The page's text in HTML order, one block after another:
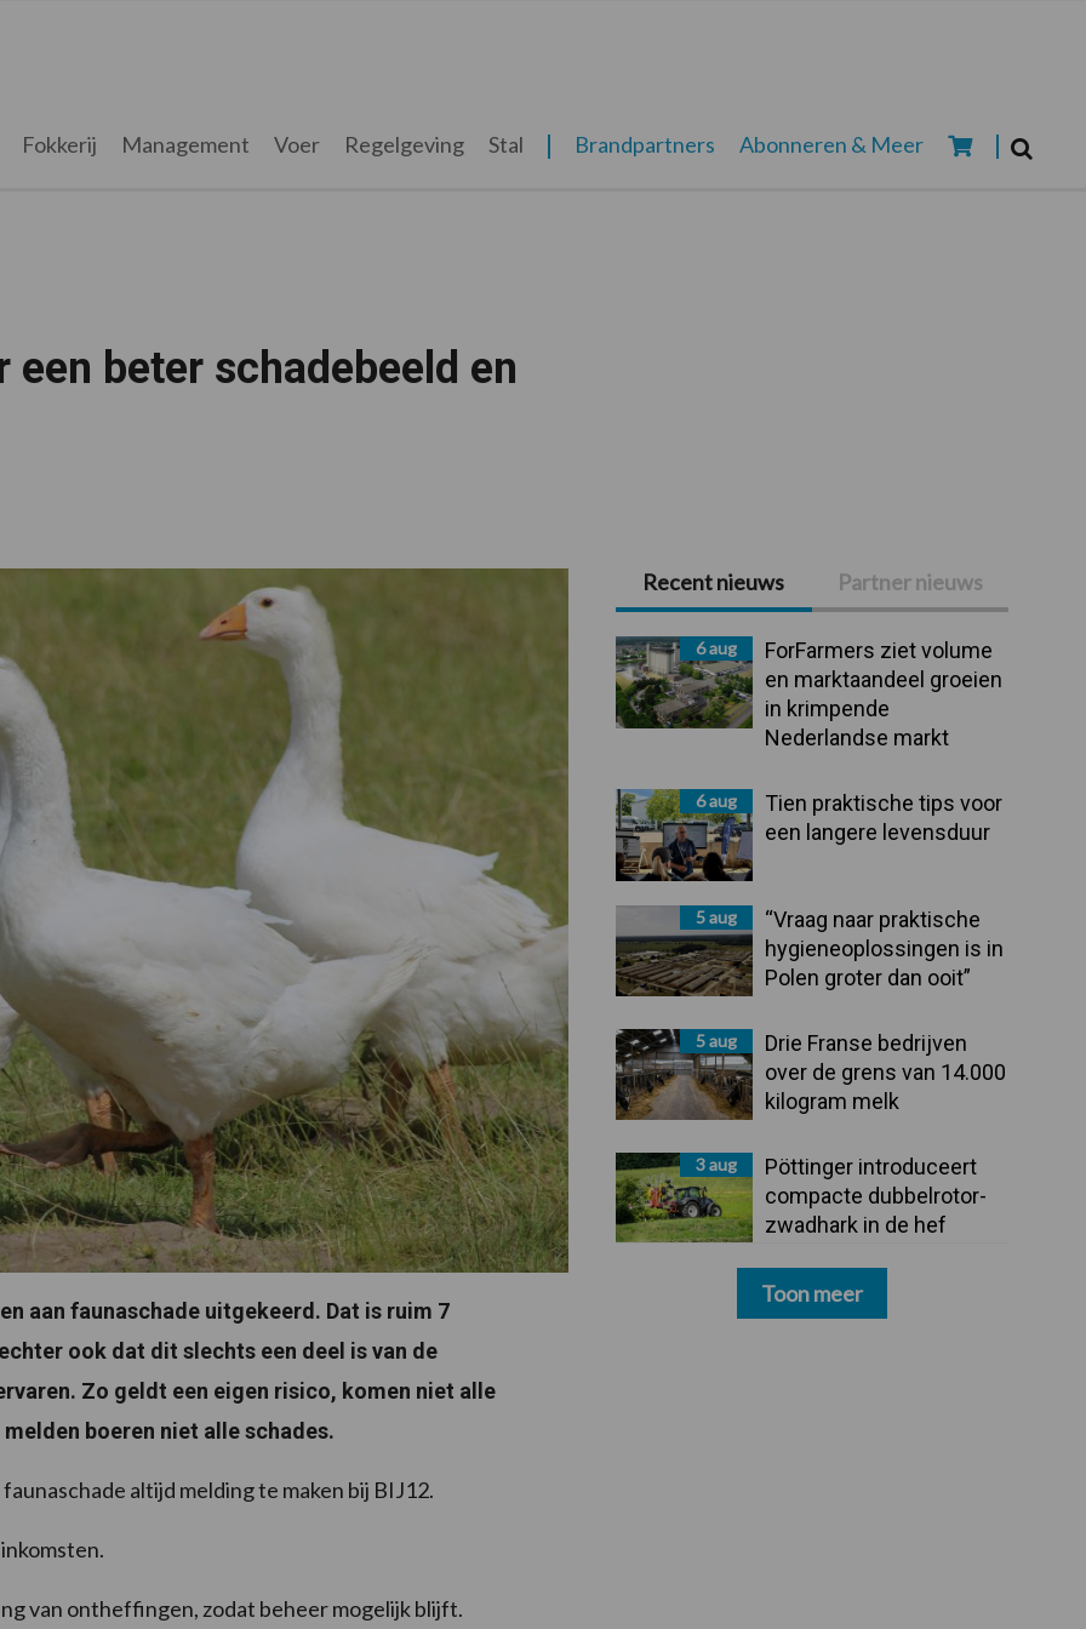
Fokkerij Management Voer Regelgeving Stal Brandpartners Abonneren & Meer
beter schadebeeld en
aan faunaschade uitgekeerd. Dat is ruim 7
ook dat dit slechts een deel is van de
Zo geldt een eigen risico, komen niet alle
boeren niet alle schades.
altijd melding te maken bij BIJ12.
van ontheffingen, zodat beheer mogelijk blijft.
Primaire
Sidebar
Recent nieuws Partner nieuws
6 aug
ForFarmers ziet volume
en marktaandeel groeien
in krimpende
Nederlandse markt
6 aug
Tien praktische tips voor
een langere levensduur
5 aug
“Vraag naar praktische
hygieneoplossingen is in
Polen groter dan ooit”
5 aug
Drie Franse bedrijven
over de grens van 14.000
kilogram melk
3 aug
Pöttinger introduceert
compacte dubbelrotor-
zwadhark in de hef
Toon meer